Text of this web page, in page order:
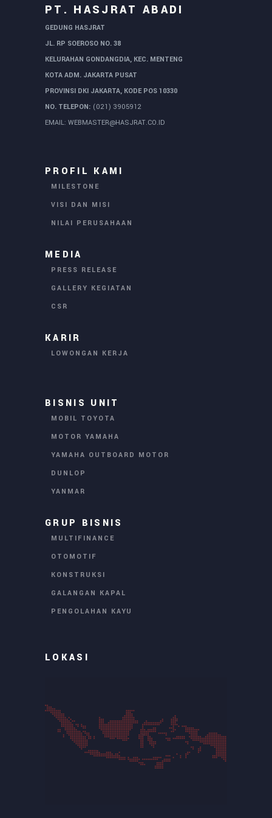
PT. HASJRAT ABADI
GEDUNG HASJRAT
JL. RP SOEROSO NO. 38
KELURAHAN GONDANGDIA, KEC. MENTENG
KOTA ADM. JAKARTA PUSAT
PROVINSI DKI JAKARTA, KODE POS 10330
NO. TELEPON: (021) 3905912
EMAIL: WEBMASTER@HASJRAT.CO.ID
PROFIL KAMI
MILESTONE
VISI DAN MISI
NILAI PERUSAHAAN
MEDIA
PRESS RELEASE
GALLERY KEGIATAN
CSR
KARIR
LOWONGAN KERJA
BISNIS UNIT
MOBIL TOYOTA
MOTOR YAMAHA
YAMAHA OUTBOARD MOTOR
DUNLOP
YANMAR
GRUP BISNIS
MULTIFINANCE
OTOMOTIF
KONSTRUKSI
GALANGAN KAPAL
PENGOLAHAN KAYU
LOKASI